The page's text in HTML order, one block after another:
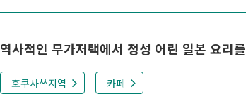
역사적인 무가저택에서 정성 어린 일본 요리를
호쿠사쓰지역 카페